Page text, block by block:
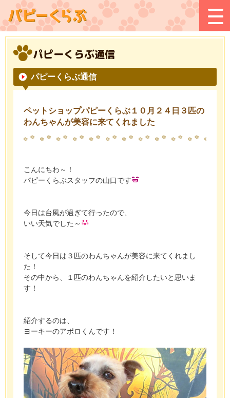
パピーくらぶ通信
パピーくらぶ通信
ペットショップパピーくらぶ１０月２４日３匹の
わんちゃんが美容に来てくれました
こんにちわ～！
パピーくらぶスタッフの山口です
今日は台風が過ぎて行ったので、
いい天気でした～
そして今日は３匹のわんちゃんが美容に来てくれまし
た！
その中から、１匹のわんちゃんを紹介したいと思いま
す！
紹介するのは、
ヨーキーのアポロくんです！